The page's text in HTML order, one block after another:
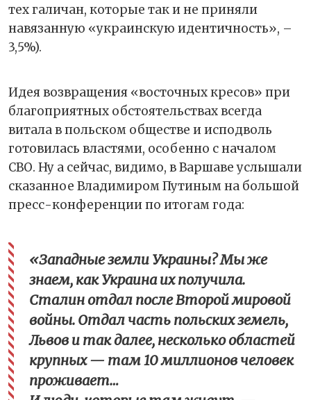
тех галичан, которые так и не приняли
навязанную «украинскую идентичность», –
3,5%).
Идея возвращения «восточных кресов» при
благоприятных обстоятельствах всегда
витала в польском обществе и исподволь
готовилась властями, особенно с началом
СВО. Ну а сейчас, видимо, в Варшаве услышали
сказанное Владимиром Путиным на большой
пресс-конференции по итогам года:
«Западные земли Украины? Мы же
знаем, как Украина их получила.
Сталин отдал после Второй мировой
войны. Отдал часть польских земель,
Львов и так далее, несколько областей
крупных — там 10 миллионов человек
проживает…